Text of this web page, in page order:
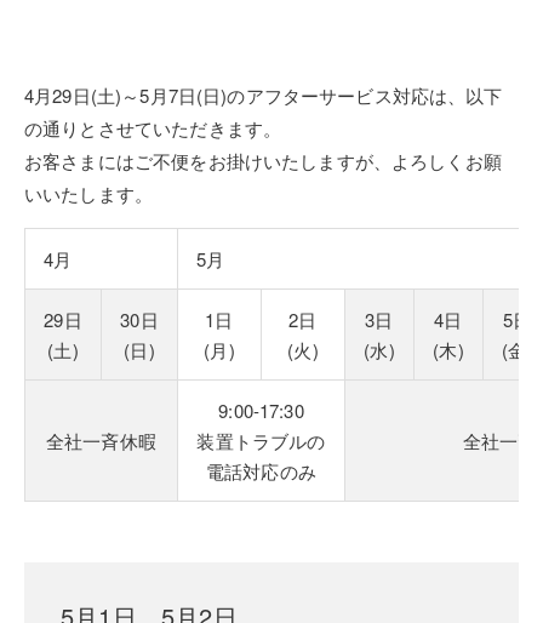
4月29日(土)～5月7日(日)のアフターサービス対応は、以下
の通りとさせていただきます。
お客さまにはご不便をお掛けいたしますが、よろしくお願
いいたします。
4月 5月
29日
(土)
30日
(日)
1日
(月)
2日
(火)
3日
(水)
4日
(木)
5日
(金)
全社一斉休暇
9:00-17:30
装置トラブルの
電話対応のみ
全社一斉
5月1日、5月2日